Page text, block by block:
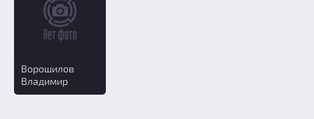
Ворошилов
Владимир